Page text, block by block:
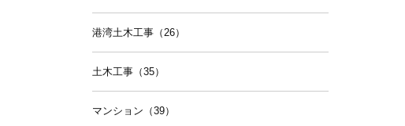
港湾土木工事（26）
土木工事（35）
マンション（39）